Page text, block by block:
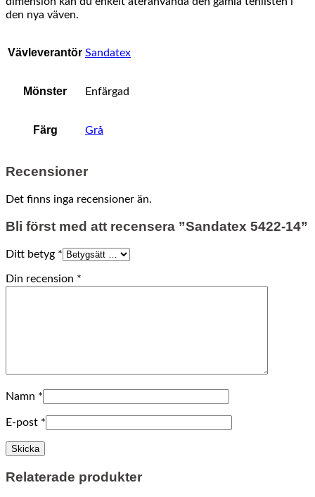
den nya väven.
Vävleverantör Sandatex
Mönster Enfärgad
Färg Grå
Recensioner
Det finns inga recensioner än.
Bli först med att recensera ”Sandatex 5422-14”
Ditt betyg *
Din recension *
Namn *
E-post *
Relaterade produkter